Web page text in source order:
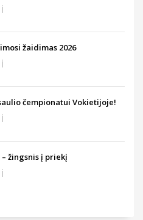
žaidimas 2026
čempionatui Vokietijoje!
žingsnis į priekį